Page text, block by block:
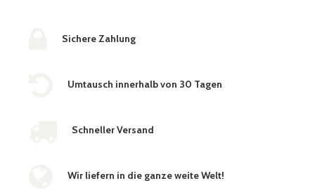
Sichere Zahlung
Umtausch innerhalb von 30 Tagen
Schneller Versand
Wir liefern in die ganze weite Welt!